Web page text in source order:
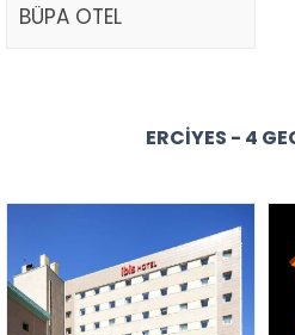
BÜPA OTEL
ERCIYES - 4